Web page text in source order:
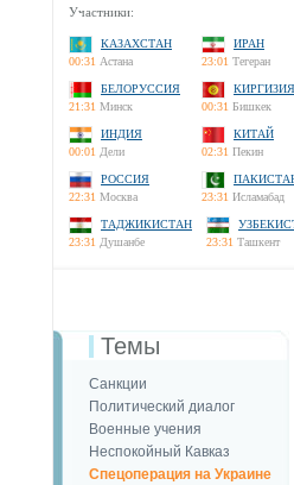
Участники:
КАЗАХСТАН
00:31 Астана
ИРАН
23:01 Тегеран
БЕЛОРУССИЯ
21:31 Минск
КИРГИЗИЯ
00:31 Бишкек
ИНДИЯ
00:01 Дели
КИТАЙ
02:31 Пекин
РОССИЯ
22:31 Москва
23:31 Исламабад
ТАДЖИКИСТАН
23:31 Душанбе
23:31 Ташкент
Темы
Санкции
Политический диалог
Военные учения
Неспокойный Кавказ
Спецоперация на Украине